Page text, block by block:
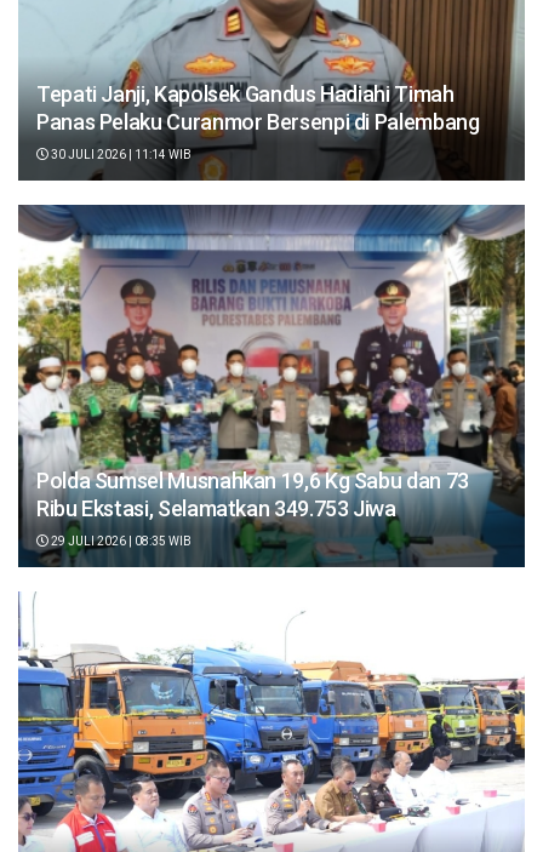
Tepati Janji, Kapolsek Gandus Hadiahi Timah
Panas Pelaku Curanmor Bersenpi di Palembang
30 JULI 2026 | 11:14 WIB
Polda Sumsel Musnahkan 19,6 Kg Sabu dan 73
Ribu Ekstasi, Selamatkan 349.753 Jiwa
29 JULI 2026 | 08:35 WIB